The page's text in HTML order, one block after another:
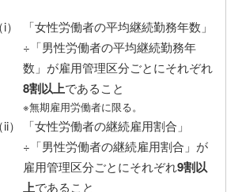
「女性労働者の平均継続勤務年数」
÷「男性労働者の平均継続勤務年
数」が雇用管理区分ごとにそれぞれ
8割以上であること
※無期雇用労働者に限る。
「女性労働者の継続雇用割合」
÷「男性労働者の継続雇用割合」が
雇用管理区分ごとにそれぞれ9割以
上であること